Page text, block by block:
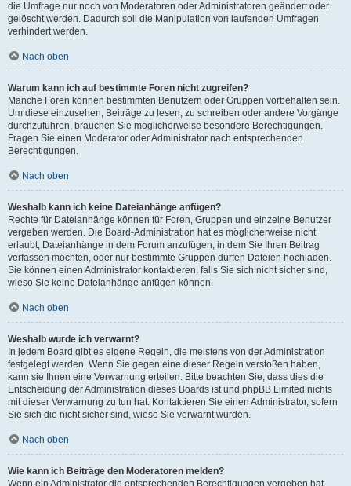
die Umfrage nur noch von Moderatoren oder Administratoren geändert oder
gelöscht werden. Dadurch soll die Manipulation von laufenden Umfragen
verhindert werden.
Nach oben
Warum kann ich auf bestimmte Foren nicht zugreifen?
Manche Foren können bestimmten Benutzern oder Gruppen vorbehalten sein.
Um diese einzusehen, Beiträge zu lesen, zu schreiben oder andere Vorgänge
durchzuführen, brauchen Sie möglicherweise besondere Berechtigungen.
Fragen Sie einen Moderator oder Administrator nach entsprechenden
Berechtigungen.
Nach oben
Weshalb kann ich keine Dateianhänge anfügen?
Rechte für Dateianhänge können für Foren, Gruppen und einzelne Benutzer
vergeben werden. Die Board-Administration hat es möglicherweise nicht
erlaubt, Dateianhänge in dem Forum anzufügen, in dem Sie Ihren Beitrag
verfassen möchten, oder nur bestimmte Gruppen dürfen Dateien hochladen.
Sie können einen Administrator kontaktieren, falls Sie sich nicht sicher sind,
wieso Sie keine Dateianhänge anfügen können.
Nach oben
Weshalb wurde ich verwarnt?
In jedem Board gibt es eigene Regeln, die meistens von der Administration
festgelegt werden. Wenn Sie gegen eine dieser Regeln verstoßen haben,
kann sie Ihnen eine Verwarnung erteilen. Bitte beachten Sie, dass dies die
Entscheidung der Administration dieses Boards ist und phpBB Limited nichts
mit dieser Verwarnung zu tun hat. Kontaktieren Sie einen Administrator, sofern
Sie sich die nicht sicher sind, wieso Sie verwarnt wurden.
Nach oben
Wie kann ich Beiträge den Moderatoren melden?
Wenn ein Administrator die entsprechenden Berechtigungen vergeben hat,